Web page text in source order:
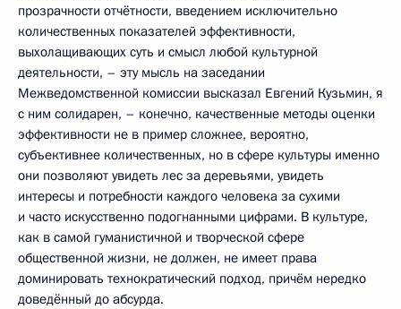
прозрачности отчётности, введением исключительно
количественных показателей эффективности,
выхолащивающих суть и смысл любой культурной
деятельности, – эту мысль на заседании
Межведомственной комиссии высказал Евгений Кузьмин, я
с ним солидарен, – конечно, качественные методы оценки
эффективности не в пример сложнее, вероятно,
субъективнее количественных, но в сфере культуры именно
они позволяют увидеть лес за деревьями, увидеть
интересы и потребности каждого человека за сухими
и часто искусственно подогнанными цифрами. В культуре,
как в самой гуманистичной и творческой сфере
общественной жизни, не должен, не имеет права
доминировать технократический подход, причём нередко
доведённый до абсурда.